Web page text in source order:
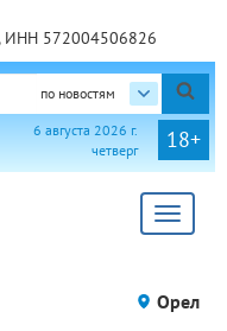
ИНН 572004506826
по новостям
18+
6 августа 2026 г.
четверг
Toggle
Орел